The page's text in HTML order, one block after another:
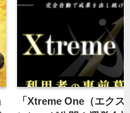
「Xtreme One（エクス